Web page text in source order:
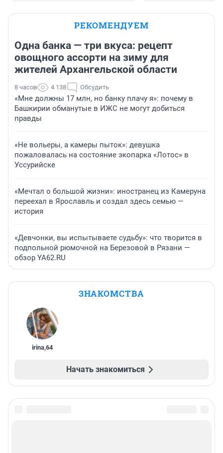
РЕКОМЕНДУЕМ
Одна банка — три вкуса: рецепт
овощного ассорти на зиму для
жителей Архангельской области
8 часов 4 138 Обсудить
«Мне должны 17 млн, но банку плачу я»: почему в
Башкирии обманутые в ИЖС не могут добиться
правды
«Не вольеры, а камеры пыток»: девушка
пожаловалась на состояние экопарка «Лотос» в
Уссурийске
«Мечтал о большой жизни»: иностранец из Камеруна
переехал в Ярославль и создал здесь семью —
история
«Девчонки, вы испытываете судьбу»: что творится в
подпольной рюмочной на Березовой в Рязани —
обзор YA62.RU
ЗНАКОМСТВА
irina,64
Начать знакомиться